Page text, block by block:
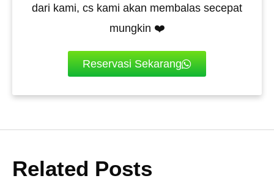
dari kami, cs kami akan membalas secepat
mungkin ❤️
Reservasi Sekarang
Related Posts